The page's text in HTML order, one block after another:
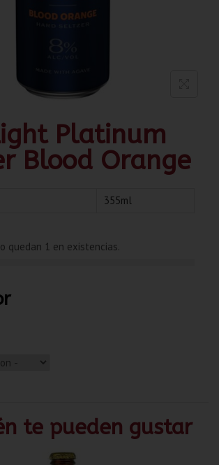
Platinum
Blood Orange
355ml
quedan 1 en existencias.
te pueden gustar